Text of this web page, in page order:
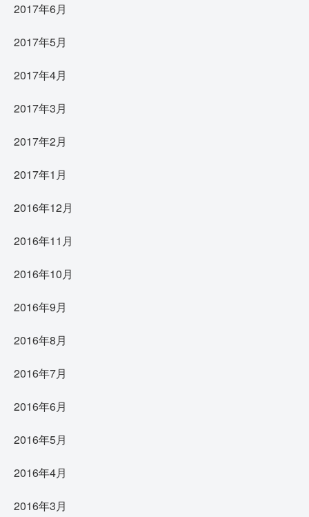
2017年6月
2017年5月
2017年4月
2017年3月
2017年2月
2017年1月
2016年12月
2016年11月
2016年10月
2016年9月
2016年8月
2016年7月
2016年6月
2016年5月
2016年4月
2016年3月